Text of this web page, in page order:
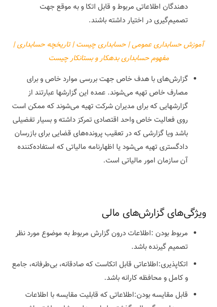
دهندگان اطلاعاتی مربوط و قابل اتکا و به موقع جهت
تصمیم‌گیری در اختیار داشته باشند.
آموزش حسابداری عمومی | حسابداری چیست | تاریخچه حسابداری |
مفهوم حسابداری بدهکار و بستانکار چیست
گزارش‌های با هدف خاص جهت بررسی موارد خاص و برای
مصارف خاص تهیه می‌شوند. عمده این گزارشها عبارتند از
گزارشهایی که برای مدیران شرکت تهیه می‌شوند که ممکن است
روی فعالیت خاص واحد اقتصادی تمرکز داشته و بسیار تفضیلی
باشد ویا گزارشی که در تعقیب پرونده‌های قضایی برای بازرسان
دادگستری تهیه می‌شود یا اظهارنامه مالیاتی که استفاده‌کننده
آن سازمان امور مالیاتی است.
ویژگی‌های گزارش‌های مالی
مربوط بودن :اطلاعات درون گزارش مربوط به موضوع مورد نظر
تصمیم گیرنده باشد.
اتکاپذیری:اطلاعاتی قابل اتکاست که صادقانه، بی‌طرفانه، جامع
و کامل و محافظه کارانه باشد.
قابل مقایسه بودن:اطلاعاتی که قابلیت مقایسه با اطلاعات